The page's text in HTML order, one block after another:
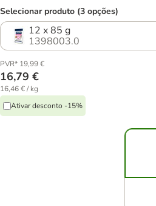
Selecionar produto (3 opções)
12 x 85 g
1398003.0
PVR* 19,99 €
16,79 €
16,46 € / kg
Ativar desconto -15%